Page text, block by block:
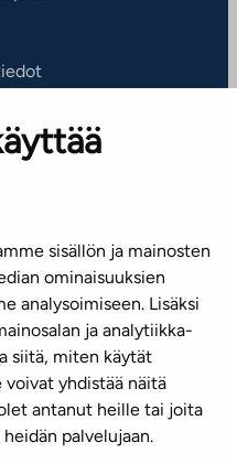
sisällön ja mainosten
ominaisuuksien
analysoimiseen. Lisäksi
ja analytiikka-
siitä, miten käytät
yhdistää näitä
antanut heille tai joita
palvelujaan.
Mediapankki